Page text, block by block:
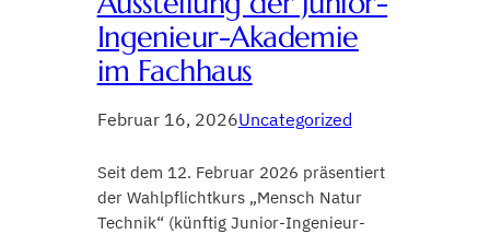
Ingenieur-Akademie
im Fachhaus
Februar 16, 2026Uncategorized
Seit dem 12. Februar 2026 präsentiert
der Wahlpflichtkurs „Mensch Natur
Technik“ (künftig Junior-Ingenieur-